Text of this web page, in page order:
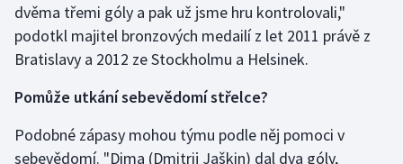
dvěma třemi góly a pak už jsme hru kontrolovali,"
podotkl majitel bronzových medailí z let 2011 právě z
Bratislavy a 2012 ze Stockholmu a Helsinek.
Pomůže utkání sebevědomí střelce?
Podobné zápasy mohou týmu podle něj pomoci v
sebevědomí. "Dima (Dmitrij Jaškin) dal dva góly,